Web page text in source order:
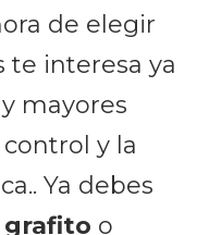
de elegir
te interesa ya
mayores
y la
Ya debes
grafito o